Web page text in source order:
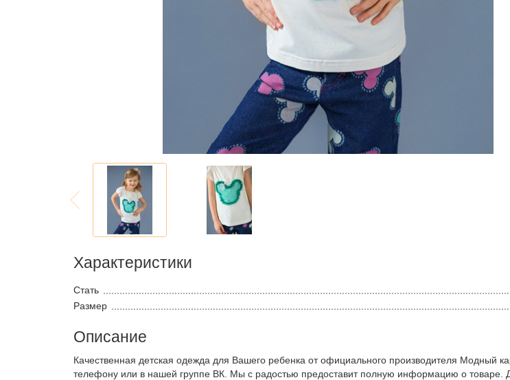
Характеристики
Стать
Размер
Описание
Качественная детская одежда для Вашего ребенка от официального производителя Модный
телефону или в нашей группе ВК. Мы с радостью предоставит полную информацию о товаре.